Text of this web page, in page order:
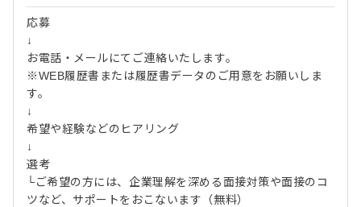
応募
↓
お電話・メールにてご連絡いたします。
※WEB履歴書または履歴書データのご用意をお願いしま
す。
↓
希望や経験などのヒアリング
↓
選考
└ご希望の方には、企業理解を深める面接対策や面接のコ
ツなど、サポートをおこないます（無料）